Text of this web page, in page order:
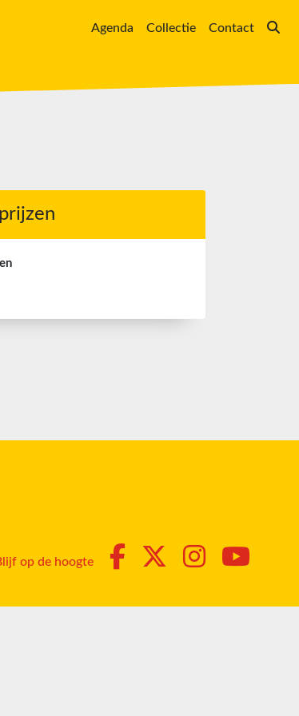
Agenda Collectie Contact
op de hoogte